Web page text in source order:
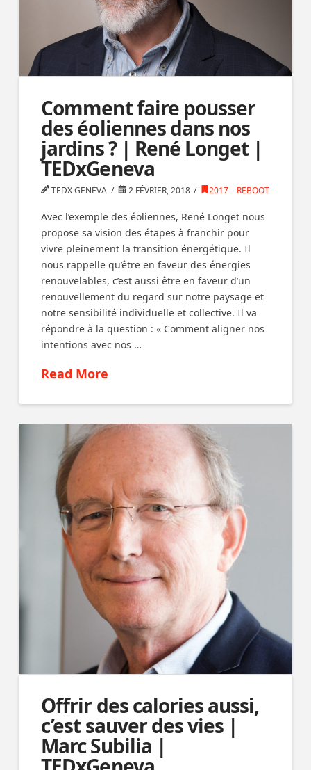
Comment faire pousser
des éoliennes dans nos
jardins ? | René Longet |
TEDxGeneva
TEDX GENEVA 2 FÉVRIER, 2018 2017 – REBOOT
Avec l’exemple des éoliennes, René Longet nous
propose sa vision des étapes à franchir pour
vivre pleinement la transition énergétique. Il
nous rappelle qu’être en faveur des énergies
renouvelables, c’est aussi être en faveur d’un
renouvellement du regard sur notre paysage et
notre sensibilité individuelle et collective. Il va
répondre à la question : « Comment aligner nos
intentions avec nos …
Read More
Offrir des calories aussi,
c’est sauver des vies |
Marc Subilia |